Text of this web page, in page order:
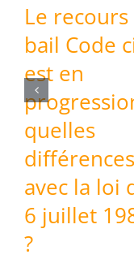
Le recours
bail Code
est en
quelles
différences
avec la loi
6 juillet
?